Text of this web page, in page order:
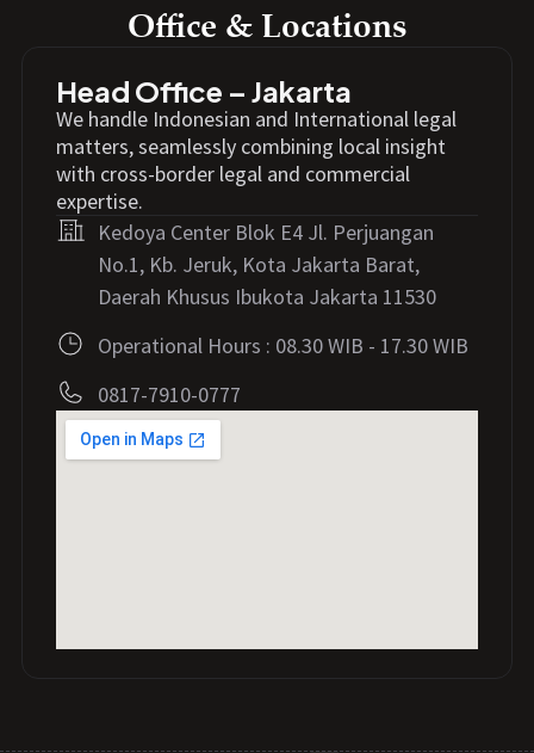
Office & Locations
Head Office – Jakarta
We handle Indonesian and International legal
matters, seamlessly combining local insight
with cross-border legal and commercial
expertise.
Kedoya Center Blok E4 Jl. Perjuangan
No.1, Kb. Jeruk, Kota Jakarta Barat,
Daerah Khusus Ibukota Jakarta 11530
Operational Hours : 08.30 WIB - 17.30 WIB
0817-7910-0777